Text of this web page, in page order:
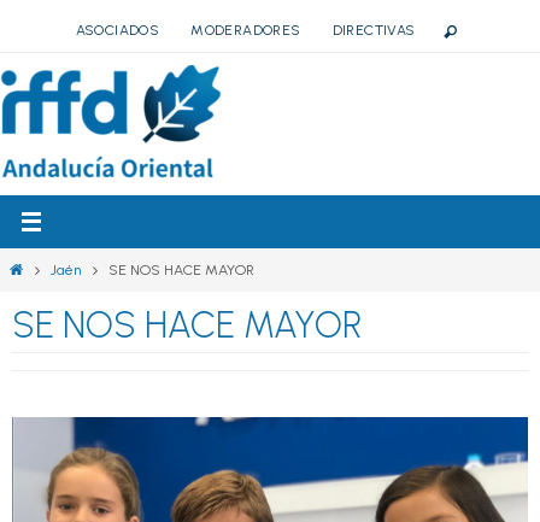
contenido
ASOCIADOS MODERADORES DIRECTIVAS
InicioJaén SE NOS HACE MAYOR
SE NOS HACE MAYOR